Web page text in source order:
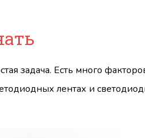
задача. Есть много
лентах и